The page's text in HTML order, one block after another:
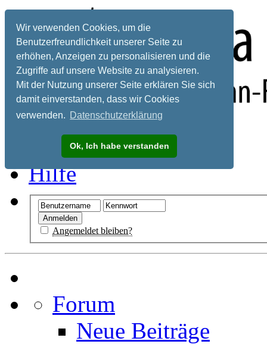
Wir verwenden Cookies, um die
Benutzerfreundlichkeit unserer Seite zu
erhöhen, Anzeigen zu personalisieren und die
Zugriffe auf unsere Website zu analysieren.
Mit der Nutzung unserer Seite erklären Sie sich
damit einverstanden, dass wir Cookies
verwenden. Datenschutzerklärung
Ok, Ich habe verstanden
Registrieren
Hilfe
Angemeldet bleiben?
Forum
Neue Beiträge